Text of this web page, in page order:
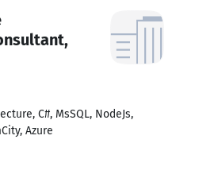
C#, MsSQL, NodeJs,
Azure